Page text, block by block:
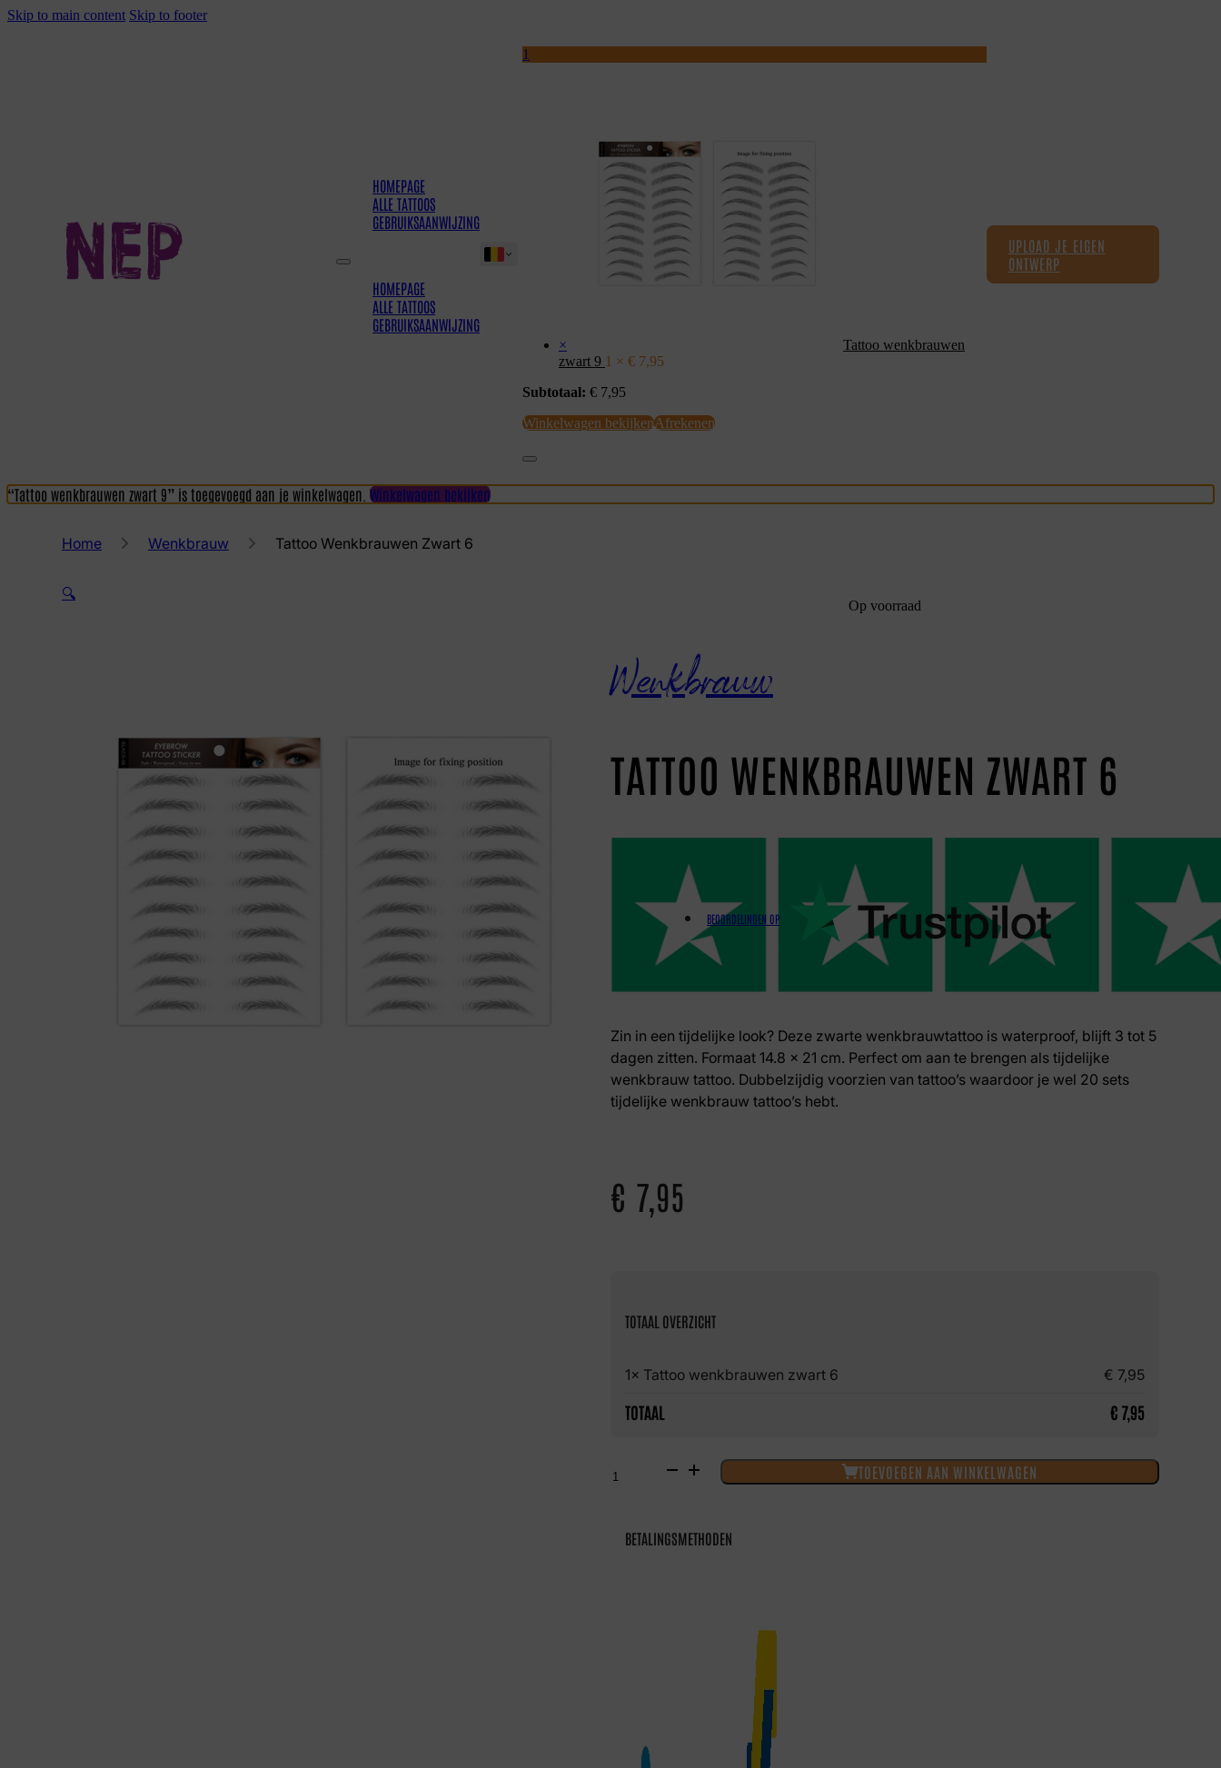
Skip to main content Skip to footer
HOMEPAGE
ALLE TATTOOS
GEBRUIKSAANWIJZING
HOMEPAGE
ALLE TATTOOS
GEBRUIKSAANWIJZING
1
×
Tattoo wenkbrauwen
zwart 9 1 × € 7,95
Subtotaal: € 7,95
Winkelwagen bekijkenAfrekenen
UPLOAD JE EIGEN
ONTWERP
“Tattoo wenkbrauwen zwart 9” is toegevoegd aan je winkelwagen. Winkelwagen bekijken
Home Wenkbrauw Tattoo Wenkbrauwen Zwart 6
🔍
Op voorraad
Wenkbrauw
TATTOO WENKBRAUWEN ZWART 6
BEOORDELINGEN OP
Zin in een tijdelijke look? Deze zwarte wenkbrauwtattoo is waterproof, blijft 3 tot 5
dagen zitten. Formaat 14.8 x 21 cm. Perfect om aan te brengen als tijdelijke
wenkbrauw tattoo. Dubbelzijdig voorzien van tattoo’s waardoor je wel 20 sets
tijdelijke wenkbrauw tattoo’s hebt.
€ 7,95
TOTAAL OVERZICHT
1× Tattoo wenkbrauwen zwart 6 € 7,95
TOTAAL € 7,95
wenkbrauwen
aantal
TOEVOEGEN AAN WINKELWAGEN
BETALINGSMETHODEN